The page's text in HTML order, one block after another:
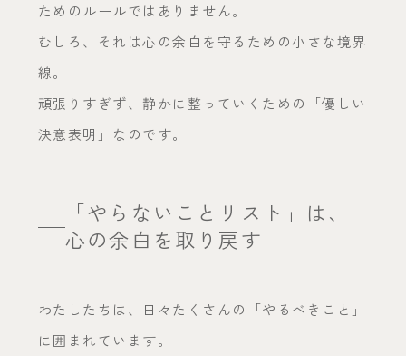
ためのルールではありません。
むしろ、それは心の余白を守るための小さな境界
線。
頑張りすぎず、静かに整っていくための「優しい
決意表明」なのです。
「やらないことリスト」は、
心の余白を取り戻す
わたしたちは、日々たくさんの「やるべきこと」
に囲まれています。